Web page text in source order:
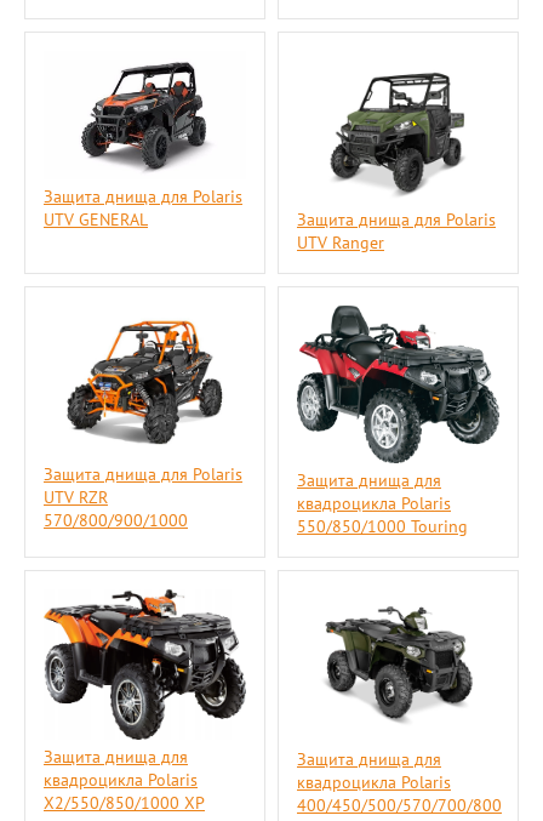
Защита днища для Polaris
UTV GENERAL
Защита днища для Polaris
UTV Ranger
Защита днища для Polaris
UTV RZR
570/800/900/1000
Защита днища для
квадроцикла Polaris
550/850/1000 Touring
Защита днища для
квадроцикла Polaris
X2/550/850/1000 XP
Защита днища для
квадроцикла Polaris
400/450/500/570/700/800